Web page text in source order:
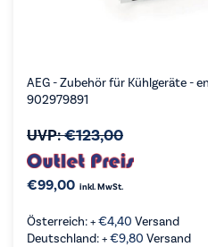
AEG - Zubehör für Kühlgeräte -
902979891
UVP:€123,00
€99,00 inkl. MwSt.
Österreich: +€4,40 Versand
Deutschland: +€9,80 Versand